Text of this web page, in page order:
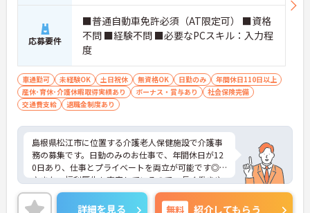
応募要件
■普通自動車免許必須（AT限定可） ■資格
不問 ■経験不問 ■必要なPCスキル：入力程
度
車通勤可 未経験OK 土日祝休 無資格OK 日勤のみ
年間休日110日以上
産休･育休･介護休暇取得実績あり
ボーナス・賞与あり
社会保険完備
交通費支給
退職金制度あり
島根県松江市に位置する介護老人保健施設で介護事
務の募集です。日勤のみのお仕事で、年間休日が12
0日あり、仕事とプライベートを両立が可能です◎
♪また、福利厚生も充実しているので、長く働きや
すい環境が整っています♪ご興味のある方はご面接
のポイントお伝えしますのでご気軽にお問い合わせ
詳細を見る 無料 紹介してもらう